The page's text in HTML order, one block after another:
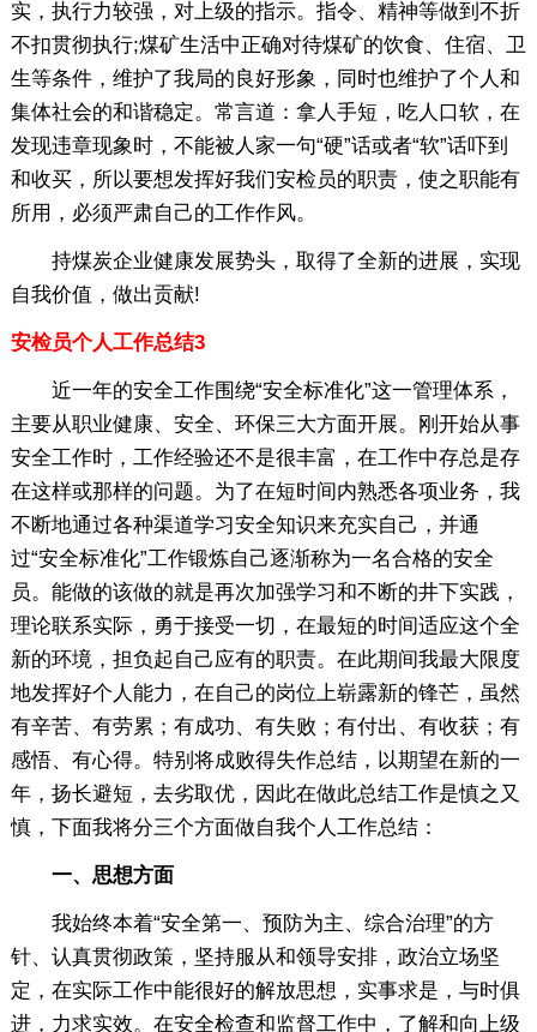
实，执行力较强，对上级的指示。指令、精神等做到不折
不扣贯彻执行;煤矿生活中正确对待煤矿的饮食、住宿、卫
生等条件，维护了我局的良好形象，同时也维护了个人和
集体社会的和谐稳定。常言道：拿人手短，吃人口软，在
发现违章现象时，不能被人家一句“硬”话或者“软”话吓到
和收买，所以要想发挥好我们安检员的职责，使之职能有
所用，必须严肃自己的工作作风。
持煤炭企业健康发展势头，取得了全新的进展，实现
自我价值，做出贡献!
安检员个人工作总结3
近一年的安全工作围绕“安全标准化”这一管理体系，
主要从职业健康、安全、环保三大方面开展。刚开始从事
安全工作时，工作经验还不是很丰富，在工作中存总是存
在这样或那样的问题。为了在短时间内熟悉各项业务，我
不断地通过各种渠道学习安全知识来充实自己，并通
过“安全标准化”工作锻炼自己逐渐称为一名合格的安全
员。能做的该做的就是再次加强学习和不断的井下实践，
理论联系实际，勇于接受一切，在最短的时间适应这个全
新的环境，担负起自己应有的职责。在此期间我最大限度
地发挥好个人能力，在自己的岗位上崭露新的锋芒，虽然
有辛苦、有劳累；有成功、有失败；有付出、有收获；有
感悟、有心得。特别将成败得失作总结，以期望在新的一
年，扬长避短，去劣取优，因此在做此总结工作是慎之又
慎，下面我将分三个方面做自我个人工作总结：
一、思想方面
我始终本着“安全第一、预防为主、综合治理”的方
针、认真贯彻政策，坚持服从和领导安排，政治立场坚
定，在实际工作中能很好的解放思想，实事求是，与时俱
进，力求实效。在安全检查和监督工作中，了解和向上级